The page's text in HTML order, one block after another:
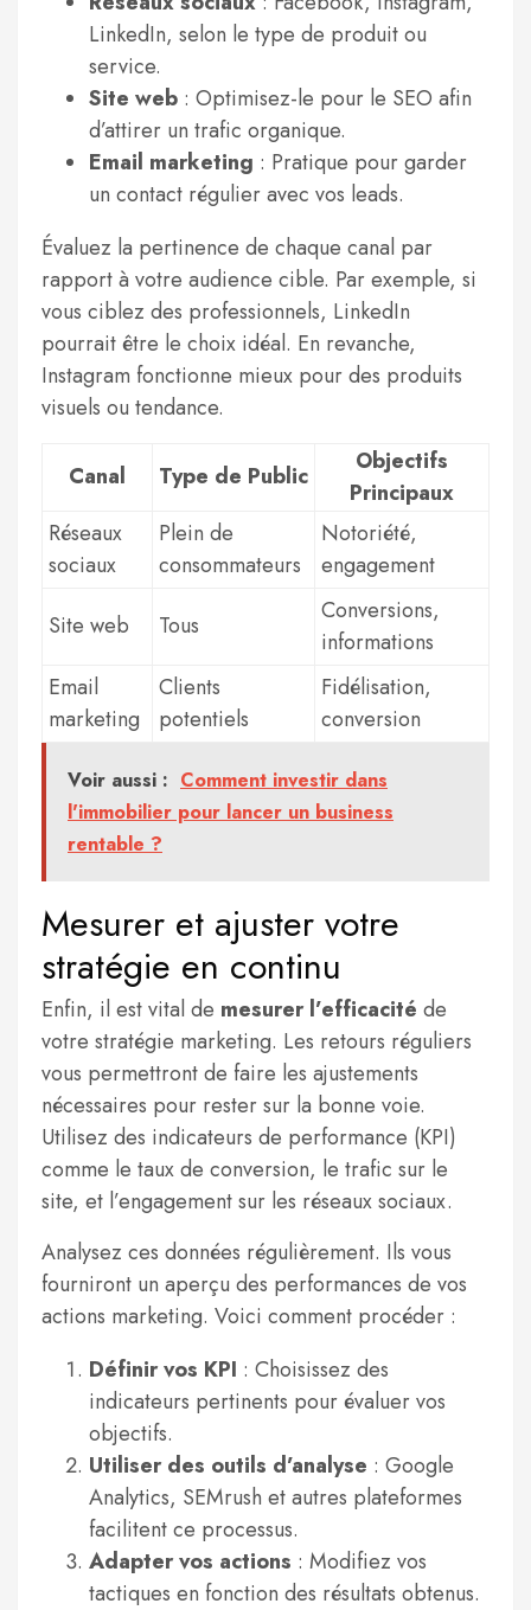
LinkedIn, selon le type de produit ou
service.
Site web : Optimisez-le pour le SEO afin
d’attirer un trafic organique.
Email marketing : Pratique pour garder
un contact régulier avec vos leads.
Évaluez la pertinence de chaque canal par
rapport à votre audience cible. Par exemple, si
vous ciblez des professionnels, LinkedIn
pourrait être le choix idéal. En revanche,
Instagram fonctionne mieux pour des produits
visuels ou tendance.
Canal Type de Public
Objectifs
Principaux
Réseaux
sociaux
Plein de
consommateurs
Notoriété,
engagement
Site web
Tous
Conversions,
informations
Email
marketing
Clients
potentiels
Fidélisation,
conversion
Voir aussi : Comment investir dans
l'immobilier pour lancer un business
rentable ?
Mesurer et ajuster votre
stratégie en continu
Enfin, il est vital de mesurer l’efficacité de
votre stratégie marketing. Les retours réguliers
vous permettront de faire les ajustements
nécessaires pour rester sur la bonne voie.
Utilisez des indicateurs de performance (KPI)
comme le taux de conversion, le trafic sur le
site, et l’engagement sur les réseaux sociaux.
Analysez ces données régulièrement. Ils vous
fourniront un aperçu des performances de vos
actions marketing. Voici comment procéder :
Définir vos KPI : Choisissez des
indicateurs pertinents pour évaluer vos
objectifs.
Utiliser des outils d’analyse : Google
Analytics, SEMrush et autres plateformes
facilitent ce processus.
Adapter vos actions : Modifiez vos
tactiques en fonction des résultats obtenus.